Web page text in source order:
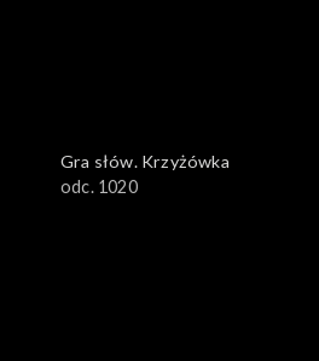
Gra słów. Krzyżówka
odc. 1020